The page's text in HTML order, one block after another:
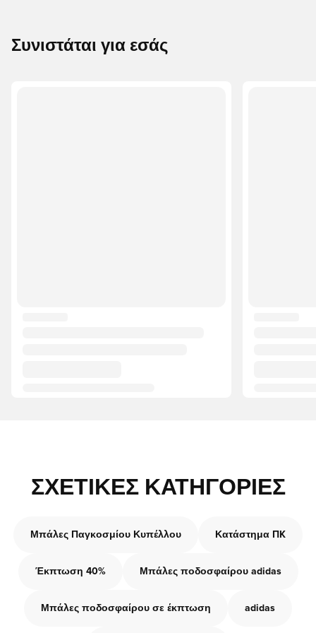
Συνιστάται για εσάς
ΣΧΕΤΙΚΈΣ ΚΑΤΗΓΟΡΊΕΣ
Μπάλες Παγκοσμίου Κυπέλλου Κατάστημα ΠK
Έκπτωση 40% Μπάλες ποδοσφαίρου adidas
Μπάλες ποδοσφαίρου σε έκπτωση adidas